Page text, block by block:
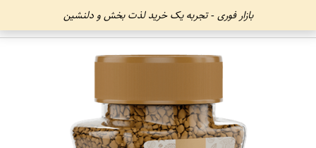
بازار فوری - تجربه یک خرید لذت بخش و دلنشین